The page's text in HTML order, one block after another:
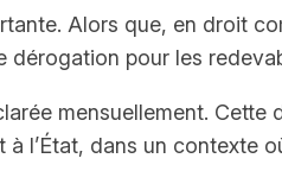
Alors que, en droit
pour les
mensuellement. Cette
l’État, dans un contexte